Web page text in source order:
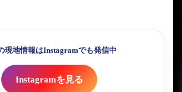
現地情報はInstagramでも発信中
Instagramを見る